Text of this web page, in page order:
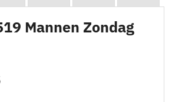
Mannen Zondag